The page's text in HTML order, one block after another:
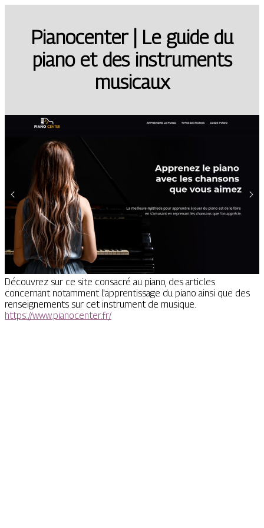
Pianocenter | Le guide du
piano et des instruments
musicaux
Découvrez sur ce site consacré au piano, des articles
concernant notamment l'apprentissage du piano ainsi que des
renseignements sur cet instrument de musique.
https://www.pianocenter.fr/